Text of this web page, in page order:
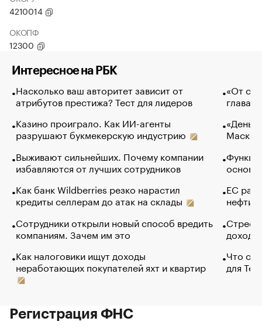
4210014
ОКОПФ
12300
Интересное на РБК
Насколько ваш авторитет зависит от
атрибутов престижа? Тест для лидеров
Казино проиграло. Как ИИ-агенты
разрушают букмекерскую индустрию
Выживают сильнейших. Почему компании
избавляются от лучших сотрудников
Как банк Wildberries резко нарастил
кредиты селлерам до атак на склады
Сотрудники открыли новый способ вредить
компаниям. Зачем им это
Как налоговики ищут доходы
неработающих покупателей яхт и квартир
«От
глава
Маск в
основ
ЕС
нефти
Что
для
Регистрация ФНС